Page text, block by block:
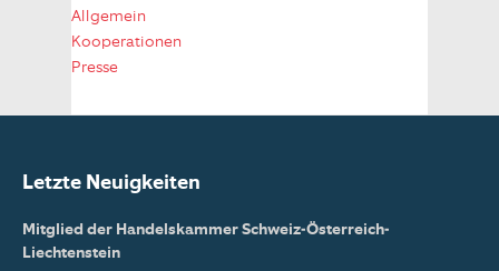
Allgemein
Kooperationen
Presse
Letzte Neuigkeiten
Mitglied der Handelskammer Schweiz-Österreich-
Liechtenstein